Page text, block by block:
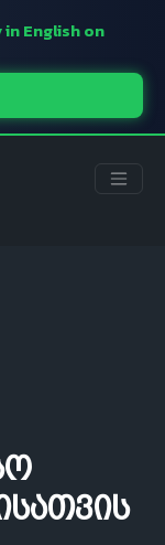
in English on